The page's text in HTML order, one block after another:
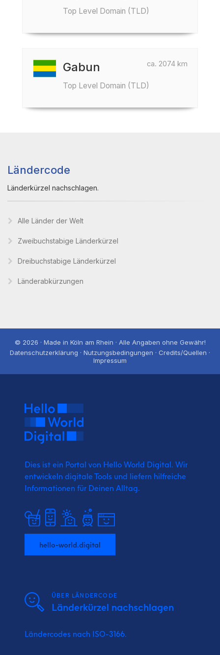
Top Level Domain (TLD)
ca. 2074 km
Gabun
Top Level Domain (TLD)
Ländercode
Länderkürzel nachschlagen.
Alle Länder der Welt
Zweibuchstabige Länderkürzel
Dreibuchstabige Länderkürzel
Länderabkürzungen
© 2026 · Made in Köln am Rhein · Alle Angaben ohne Gewähr!
Datenschutzerklärung · Nutzungsbedingungen · Credits/Quellen ·
Impressum
Dies ist ein Portal von Hello World Digital. Wir
entwickeln digitale Tools und liefern hilfreiche
Informationen für Deinen Alltag.
hello-world.digital
ÜBER LÄNDERCODE
Länderkürzel nachschlagen
Ländercodes nach ISO-3166.